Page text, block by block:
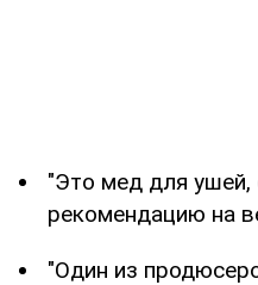
"Это мед для ушей,
рекомендацию на
"Один из